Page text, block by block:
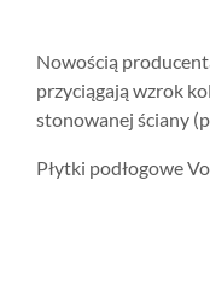
Nowością
przyciągają wzrok
stonowanej ściany
Płytki podłogowe